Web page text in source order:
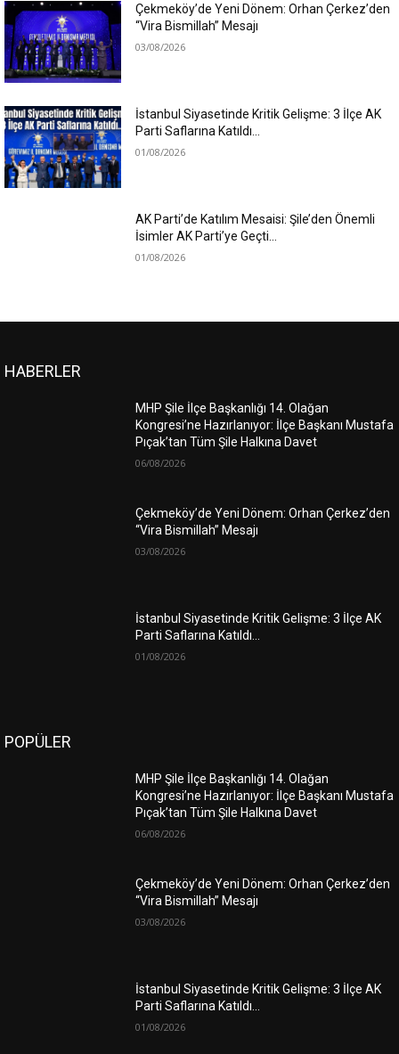
Çekmeköy’de Yeni Dönem: Orhan Çerkez’den
“Vira Bismillah” Mesajı
03/08/2026
İstanbul Siyasetinde Kritik Gelişme: 3 İlçe AK
Parti Saflarına Katıldı…
01/08/2026
AK Parti’de Katılım Mesaisi: Şile’den Önemli
İsimler AK Parti’ye Geçti…
01/08/2026
HABERLER
MHP Şile İlçe Başkanlığı 14. Olağan
Kongresi’ne Hazırlanıyor: İlçe Başkanı Mustafa
Pıçak’tan Tüm Şile Halkına Davet
06/08/2026
Çekmeköy’de Yeni Dönem: Orhan Çerkez’den
“Vira Bismillah” Mesajı
03/08/2026
İstanbul Siyasetinde Kritik Gelişme: 3 İlçe AK
Parti Saflarına Katıldı…
01/08/2026
POPÜLER
MHP Şile İlçe Başkanlığı 14. Olağan
Kongresi’ne Hazırlanıyor: İlçe Başkanı Mustafa
Pıçak’tan Tüm Şile Halkına Davet
06/08/2026
Çekmeköy’de Yeni Dönem: Orhan Çerkez’den
“Vira Bismillah” Mesajı
03/08/2026
İstanbul Siyasetinde Kritik Gelişme: 3 İlçe AK
Parti Saflarına Katıldı…
01/08/2026